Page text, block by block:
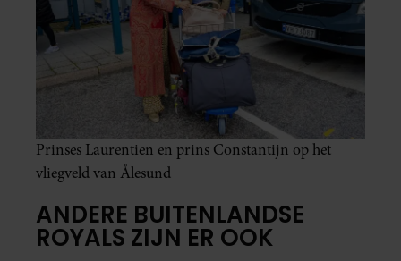
Prinses Laurentien en prins Constantijn op het
vliegveld van Ålesund
ANDERE BUITENLANDSE
ROYALS ZIJN ER OOK